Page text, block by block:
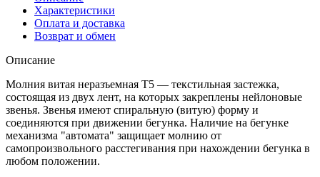
Характеристики
Оплата и доставка
Возврат и обмен
Описание
Молния витая неразъемная Т5 — текстильная застежка,
состоящая из двух лент, на которых закреплены нейлоновые
звенья. Звенья имеют спиральную (витую) форму и
соединяются при движении бегунка. Наличие на бегунке
механизма "автомата" защищает молнию от
самопроизвольного расстегивания при нахождении бегунка в
любом положении.